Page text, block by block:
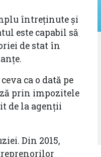
întreținute și
este capabil să
de stat în
ca o dată pe
prin impozitele
de la agenții
Din 2015,